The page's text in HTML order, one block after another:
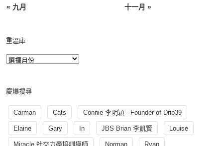
« 九月 十一月 »
重溫庫
慶爆搜尋
Carman Cats Connie 李玥穎 - Founder of Drip39
Elaine Gary In JBS Brian 李凱賢 Louise
Miracle 社交力學培訓導師 Norman Ryan